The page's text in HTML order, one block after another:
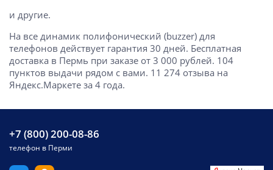
и другие.
На все динамик полифонический (buzzer) для
телефонов действует гарантия 30 дней. Бесплатная
доставка в Пермь при заказе от 3 000 рублей. 104
пунктов выдачи рядом с вами. 11 274 отзыва на
Яндекс.Маркете за 4 года.
+7 (800) 200-08-86
телефон в Перми